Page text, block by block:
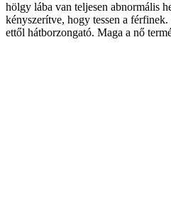
hölgy lába van teljesen abnormális
kényszerítve, hogy tessen a férfinek.
ettől hátborzongató. Maga a nő